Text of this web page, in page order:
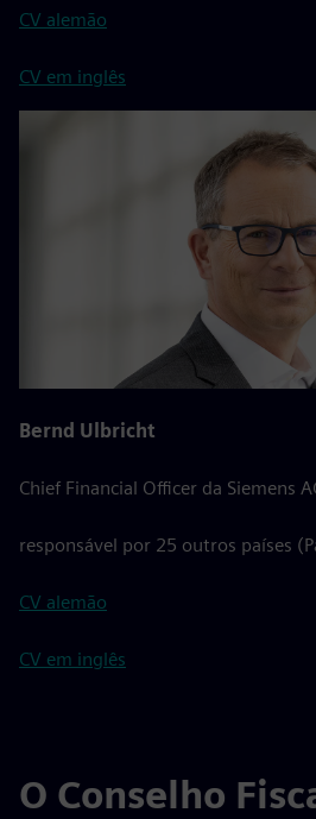
CV alemão
CV em inglês
Bernd Ulbricht
Chief Financial Officer da Siemens
responsável por 25 outros países
CV alemão
CV em inglês
O Conselho